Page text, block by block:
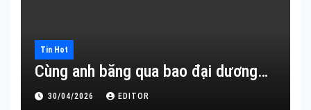
Tin Hot
Cùng anh băng qua bao đại dương…
30/04/2026 EDITOR